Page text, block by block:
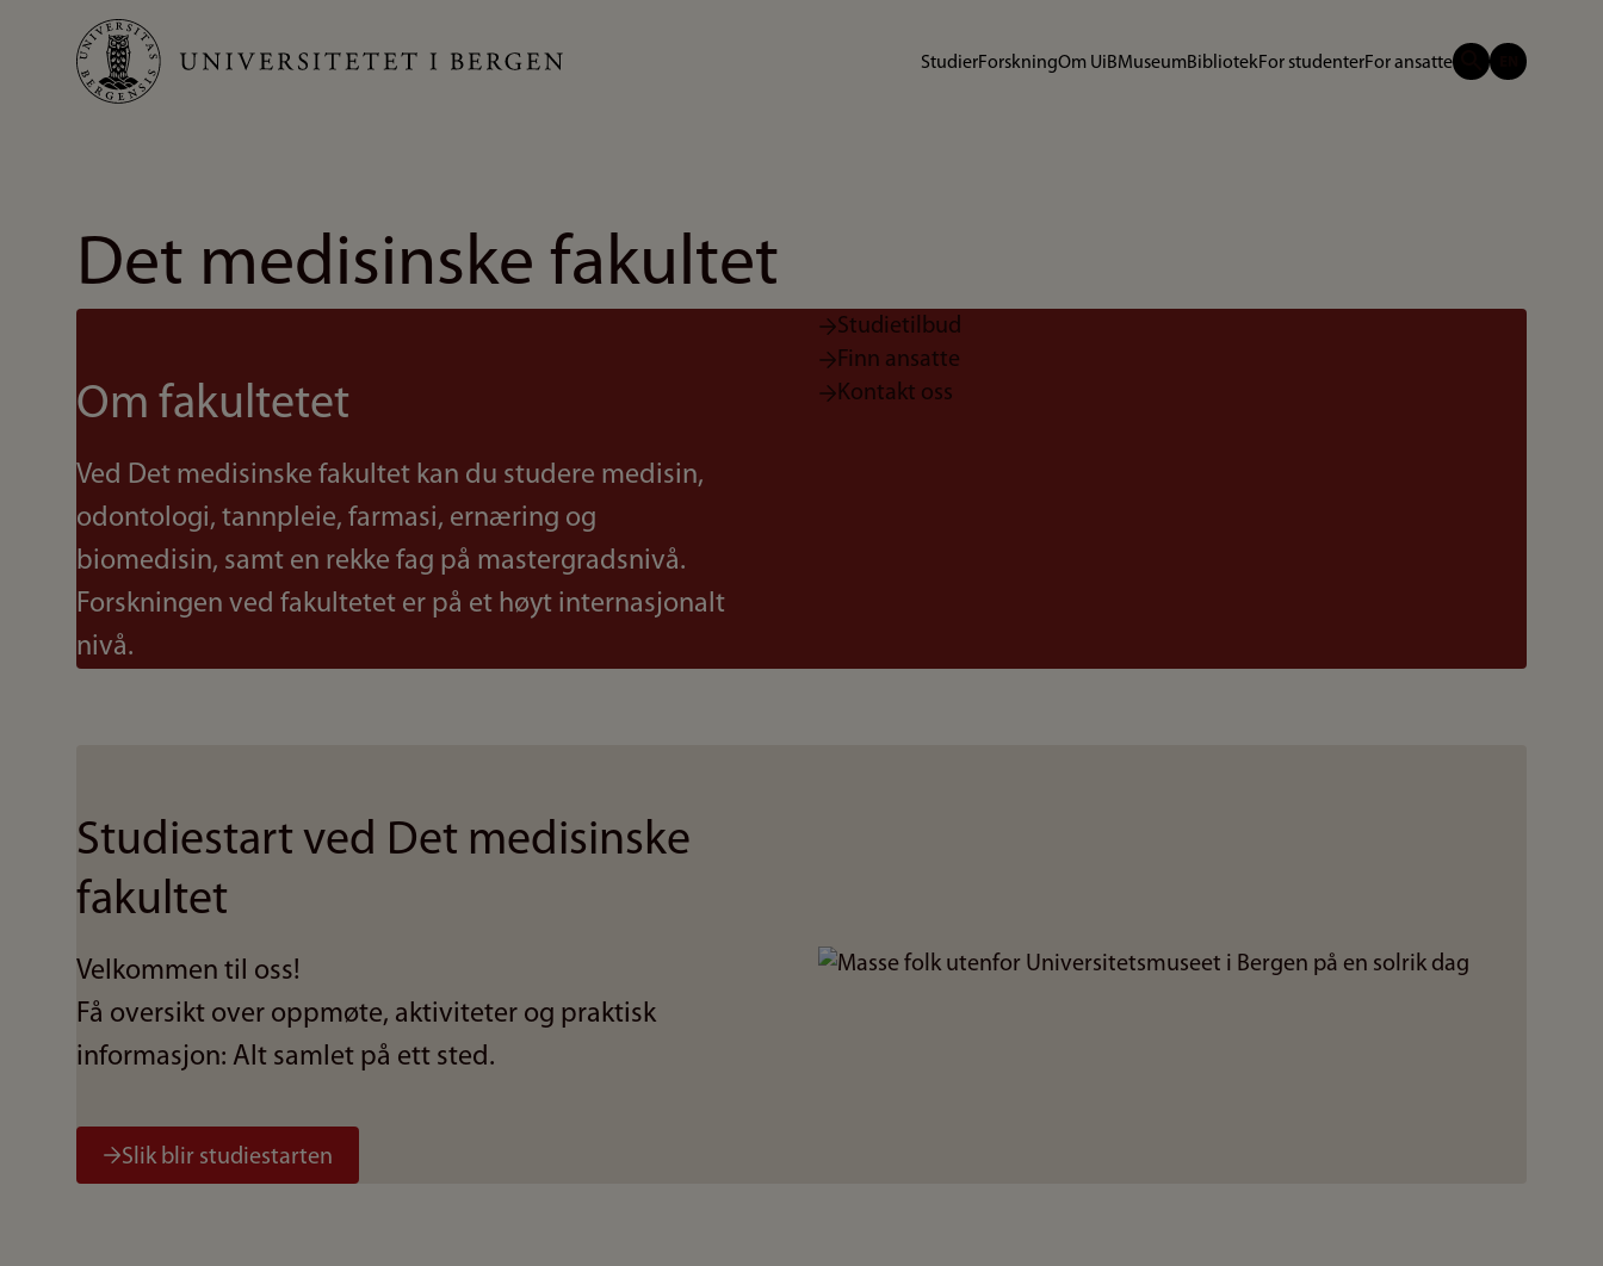
Hopp
StudierForskningOm UiBMuseumBibliotekFor studenterFor ansatte
Det medisinske fakultet
Om fakultetet
Ved Det medisinske fakultet kan du studere medisin,
odontologi, tannpleie, farmasi, ernæring og
biomedisin, samt en rekke fag på mastergradsnivå.
Forskningen ved fakultetet er på et høyt internasjonalt
nivå.
Studietilbud
Finn ansatte
Kontakt oss
Studiestart ved Det medisinske
fakultet
Velkommen til oss!
Få oversikt over oppmøte, aktiviteter og praktisk
informasjon: Alt samlet på ett sted.
Slik blir studiestarten
Bilde